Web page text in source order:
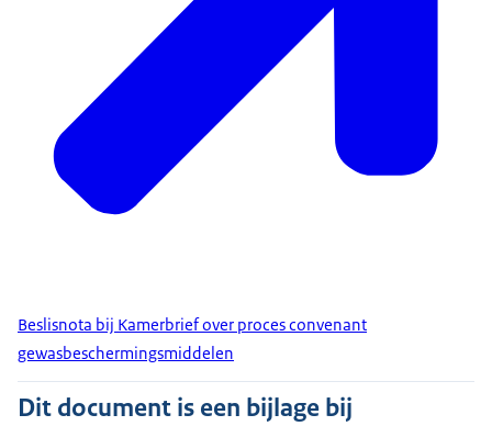
Beslisnota bij Kamerbrief over proces convenant
gewasbeschermingsmiddelen
Dit document is een bijlage bij